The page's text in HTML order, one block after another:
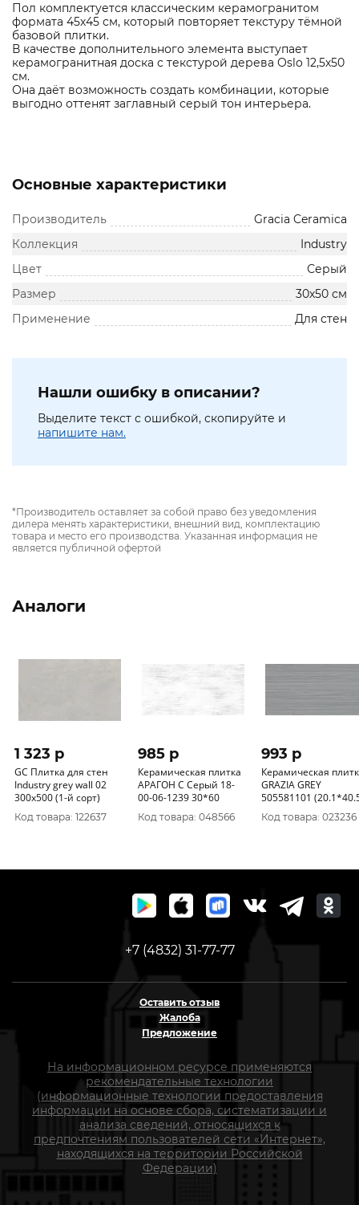
Пол комплектуется классическим керамогранитом
формата 45х45 см, который повторяет текстуру тёмной
базовой плитки.
В качестве дополнительного элемента выступает
керамогранитная доска с текстурой дерева Oslo 12,5х50
см.
Она даёт возможность создать комбинации, которые
выгодно оттенят заглавный серый тон интерьера.
Основные характеристики
Производитель
Gracia Ceramica
Коллекция
Industry
Цвет
Серый
Размер
30х50 см
Применение
Для стен
Нашли ошибку в описании?
Выделите текст с ошибкой, скопируйте и
напишите нам.
*Производитель оставляет за собой право без уведомления
дилера менять характеристики, внешний вид, комплектацию
товара и место его производства. Указанная информация не
является публичной офертой
Аналоги
1 323 p
GC Плитка для стен
Industry grey wall 02
300х500 (1-й сорт)
Код товара: 122637
985 p
Керамическая плитка
АРАГОН С Серый 18-
00-06-1239 30*60
Код товара: 048566
993 p
Керамическая
GRAZIA GREY
505581101
Код товара: 023236
+7 (4832) 31-77-77
Оставить отзыв
Жалоба
Предложение
На информационном ресурсе применяются
рекомендательные технологии
(информационные технологии предоставления
информации на основе сбора, систематизации и
анализа сведений, относящихся к
предпочтениям пользователей сети «Интернет»,
находящихся на территории Российской
Федерации)